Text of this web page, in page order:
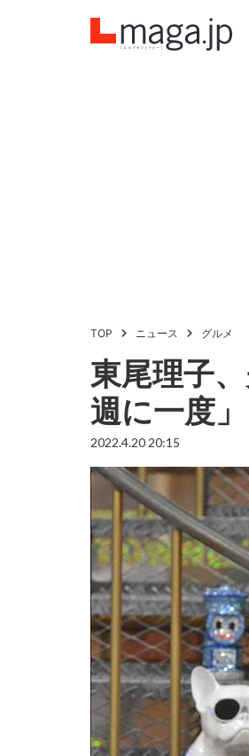
TOP ニュース グルメ
東尾理子
週に一度」
2022.4.20 20:15